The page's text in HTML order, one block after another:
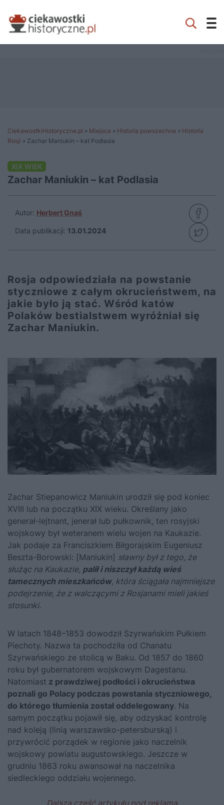
CiekawostkiHistoryczne.pl » Miejsce » Historia powszechna » Historia
Rosji » Zachar Maniukin – kat Podlasia
XIX WIEK
Zachar Maniukin – kat Podlasia
Autor: Herbert Gnaś
Data publikacji: 13.01.2024
Rosja odpowiedziała na powstanie
styczniowe z całym okrucieństwem, na
jakie było ją stać. Wśród katów
Polaków bestialstwem wyróżniał się
Zachar Maniukin.
Zachar Stiepanowicz Maniukin urodził się pod koniec
XVIII lub na początku XIX wieku. Określany jako
generał-lejtnant, jenerał lub pułkownik, ten rosyjski
wojskowy był weteranem wielu wojen na Kaukazie.
Jak podaje za Franciszkiem Biłgorajskim Eugeniusz
Beszta-Borowski: [Maniukin] sławny był z tego, że
służąc na Kaukazie, palił i niszczył każdą wieś
tamecznych mieszkańców, która ściągała najmniejsze
podejrzenie, że z walczącymi z Rosjanami mieli jakieś
stosunki.
W latach 1848–1853 dowodził Szyrwańskim Pułkiem
Piechoty. Nazwa ta pochodziła od Chanatu
Szyrwańskiego ze stolicą w Baku. Od 1857 do 1860
roku był gubernatorem wojskowym Dagestanu.
Natomiast z prawdziwej podłości i okrucieństwa
poznali go Polacy podczas powstania styczniowego,
do którego tłumienia został oddelegowany. Na
samym początku pojawił się, aby odzyskać kontrolę
nad koleją (linią warszawsko-petersburską) i
przywrócić porządek w regionie jako naczelnik
wojskowy powiatu augustowskiego. Jeszcze w
grudniu 1863 roku awansował na naczelnika
siedleckiego oddziału wojennego.